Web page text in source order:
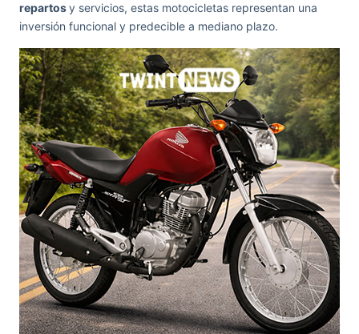
repartosy servicios, estas motocicletas representan una
inversión funcional y predecible a mediano plazo.